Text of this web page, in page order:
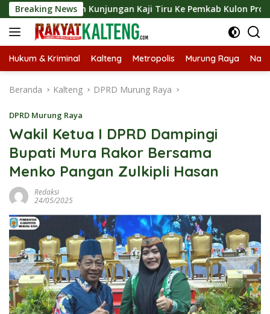
Langsung
ke
konten
Breaking News
Kunjungan Kaji Tiru Ke Pemkab Kulon Progo
Hukum & Kriminal Kalteng Metropolis Murung Raya
Beranda Kalteng DPRD Murung Raya
DPRD Murung Raya
Wakil Ketua I DPRD Dampingi
Bupati Mura Rakor Bersama
Menko Pangan Zulkipli Hasan
Redaksi
24/05/2025